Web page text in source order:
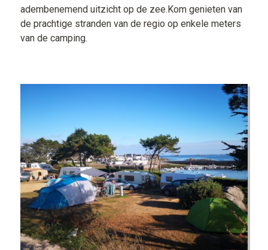
adembenemend uitzicht op de zee.Kom genieten van
de prachtige stranden van de regio op enkele meters
van de camping.